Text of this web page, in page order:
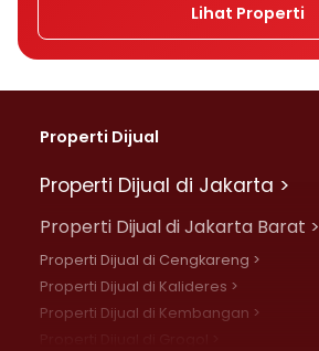
Lihat Properti
Properti Dijual
Properti Dijual di Jakarta >
Properti Dijual di Jakarta Barat >
Properti Dijual di Cengkareng >
Properti Dijual di Kalideres >
Properti Dijual di Kembangan >